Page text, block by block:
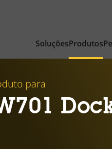
SoluçõesProdutos
para